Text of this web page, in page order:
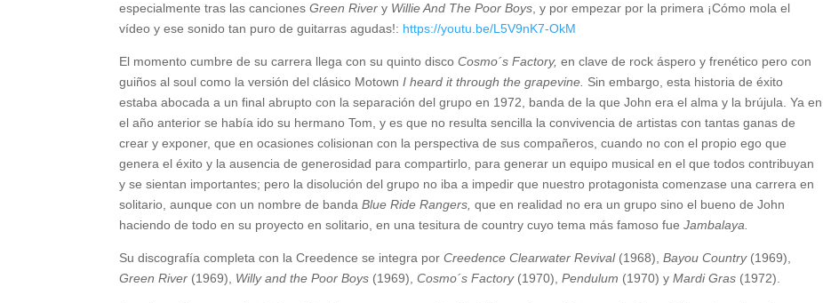
especialmente tras las cancionesGreen River y Willie And The Poor Boys, y por empezar por la primera ¡Cómo mola el
vídeo y ese sonido tan puro de guitarras agudas!: https://youtu.be/L5V9nK7-OkM
El momento cumbre de su carrera llega con su quinto discoCosmo´s Factory, en clave de rock áspero y frenético pero con
guiños al soul como la versión del clásico MotownI heard it through the grapevine. Sin embargo, esta historia de éxito
estaba abocada a un final abrupto con la separación del grupo en 1972, banda de la que John era el alma y la brújula. Ya en
el año anterior se había ido su hermano Tom, y es que no resulta sencilla la convivencia de artistas con tantas ganas de
crear y exponer, que en ocasiones colisionan con la perspectiva de sus compañeros, cuando no con el propio ego que
genera el éxito y la ausencia de generosidad para compartirlo, para generar un equipo musical en el que todos contribuyan
y se sientan importantes; pero la disolución del grupo no iba a impedir que nuestro protagonista comenzase una carrera en
solitario, aunque con un nombre de bandaBlue Ride Rangers, que en realidad no era un grupo sino el bueno de John
haciendo de todo en su proyecto en solitario, en una tesitura de country cuyo tema más famoso fueJambalaya.
Su discografía completa con la Creedence se integra porCreedence Clearwater Revival(1968),Bayou Country(1969),
Green River (1969), Willy and the Poor Boys (1969),Cosmo´s Factory(1970),Pendulum (1970) yMardi Gras (1972).